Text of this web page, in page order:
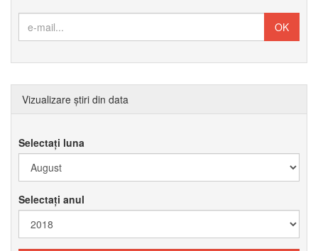
Vizualizare știri din data
Selectați luna
Selectați anul